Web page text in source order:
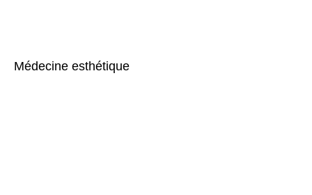
Médecine esthétique